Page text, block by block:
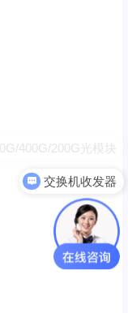
交换机收发器